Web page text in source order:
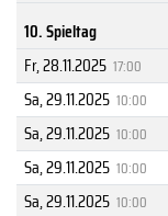
10. Spieltag
Fr, 28.11.2025 17:00
Sa, 29.11.2025 10:00
Sa, 29.11.2025 10:00
Sa, 29.11.2025 10:00
Sa, 29.11.2025 10:00